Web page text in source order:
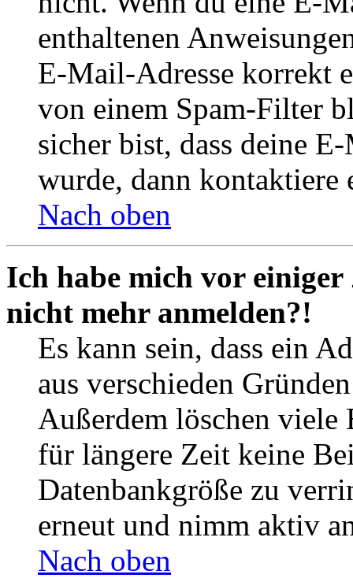
enthaltenen
E-Mail-Adresse korrekt
von einem Spam-Filter
sicher bist, dass deine
wurde, dann kontaktiere
Nach oben
Ich habe mich vor
nicht mehr anmelden?!
Es kann sein, dass ein
aus verschieden
Außerdem löschen viele
für längere Zeit keine
Datenbankgröße zu
erneut und nimm aktiv
Nach oben